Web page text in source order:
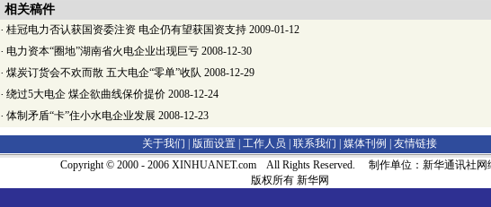
相关稿件
· 桂冠电力否认获国资委注资 电企仍有望获国资支持 2009-01-12
· 电力资本“圈地”湖南省火电企业出现巨亏 2008-12-30
· 煤炭订货会不欢而散 五大电企“零单”收队 2008-12-29
· 绕过5大电企 煤企欲曲线保价提价 2008-12-24
· 体制矛盾“卡”住小水电企业发展 2008-12-23
关于我们 | 版面设置 工作人员 联系我们 媒体刊例
友情链接
Copyright © 2000 - 2006 XINHUANET.com All Rights Reserved. 制作单位：新华通讯社网
版权所有 新华网